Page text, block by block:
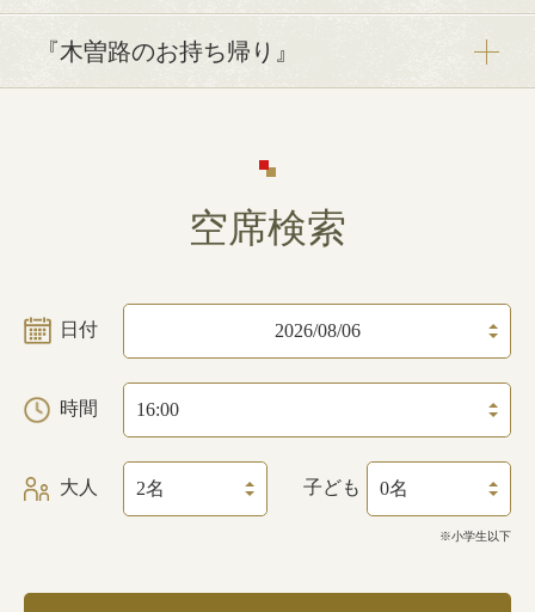
『木曽路のお持ち帰り』
空席検索
日付
時間
大人 子ども
※小学生以下